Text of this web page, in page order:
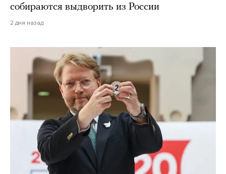
собираются выдворить из России
2 дня назад